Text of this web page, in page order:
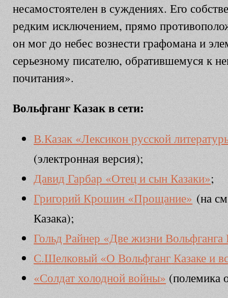
несамостоятелен в суждениях. Его
редким исключением, прямо
он мог до небес вознести графомана и
серьезному писателю, обратившемуся к
почитания».
Вольфганг Казак в сети:
В.Казак «Лексикон русской
(электронная версия);
Давид Гарбар «Отец и сын Казаки»;
Григорий Крошин «Прощание» (на
Казака);
Гольд Райнер «Две жизни Вольфганга
С.Шелковый «О Вольфганг Казаке и
«Солдат холодной войны» (полемика